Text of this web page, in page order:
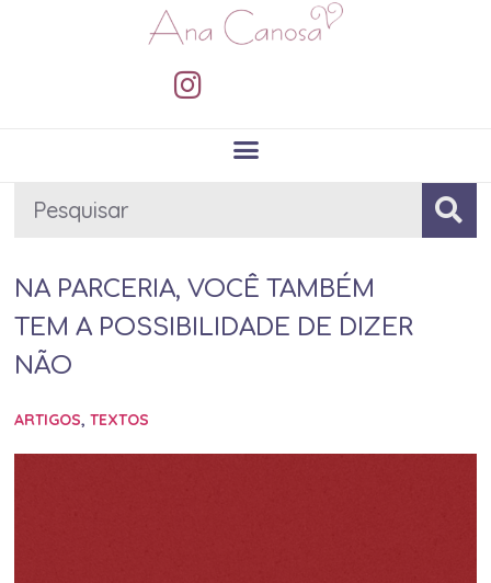
NA PARCERIA, VOCÊ TAMBÉM
TEM A POSSIBILIDADE DE DIZER
NÃO
ARTIGOS,TEXTOS